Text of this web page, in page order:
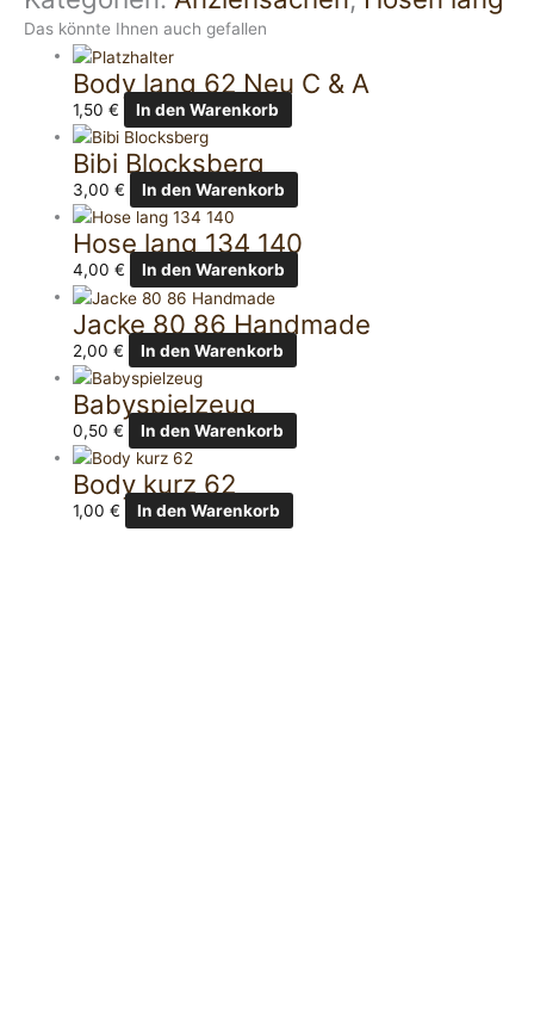
Das könnte Ihnen auch gefallen
Body lang 62 Neu C & A
1,50€ In den Warenkorb
Bibi Blocksberg
3,00€ In den Warenkorb
Hose lang 134 140
4,00€ In den Warenkorb
Jacke 80 86 Handmade
2,00€ In den Warenkorb
Babyspielzeug
0,50€ In den Warenkorb
Body kurz 62
1,00€ In den Warenkorb